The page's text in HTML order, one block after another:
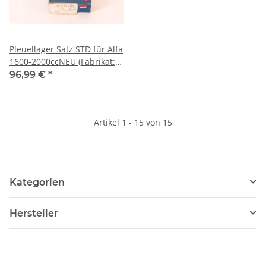
Pleuellager Satz STD für Alfa
1600-2000ccNEU (Fabrikat:
TRW )
96,99 € *
Artikel 1 - 15 von 15
Kategorien
Hersteller